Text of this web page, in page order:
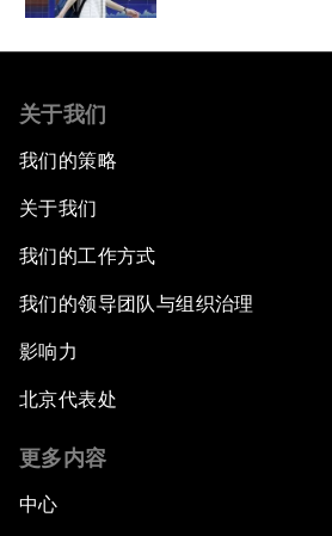
关于我们
我们的策略
关于我们
我们的工作方式
我们的领导团队与组织治理
影响力
北京代表处
更多内容
中心